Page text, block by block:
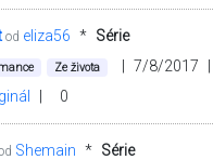
od eliza56 * Série
Ze života 7/8/2017
0
Shemain * Série